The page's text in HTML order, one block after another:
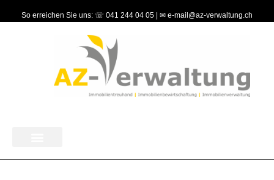
So erreichen Sie uns: ☏ 041 244 04 05 | ✉ e-mail@az-verwaltung.ch